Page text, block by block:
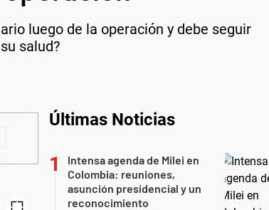
luego de la operación y debe seguir
salud?
Últimas Noticias
Intensa agenda de Milei en
Colombia: reuniones,
asunción presidencial y un
reconocimiento